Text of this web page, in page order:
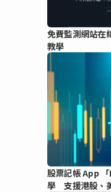
免費監測網站
教學
股票記帳 App
學 支援港股、